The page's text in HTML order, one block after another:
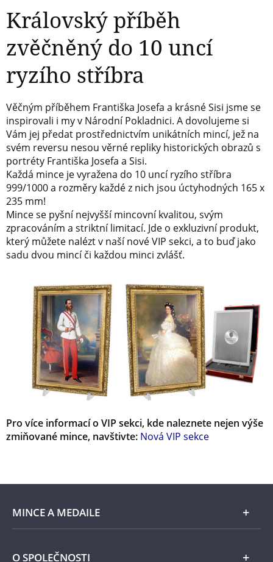
Královský příběh
zvěčněný do 10 uncí
ryzího stříbra
Věčným příběhem Františka Josefa a krásné Sisi jsme se
inspirovali i my v Národní Pokladnici. A dovolujeme si
Vám jej předat prostřednictvím unikátních mincí, jež na
svém reversu nesou věrné repliky historických obrazů s
portréty Františka Josefa a Sisi.
Každá mince je vyražena do 10 uncí ryzího stříbra
999/1000 a rozměry každé z nich jsou úctyhodných 165 x
235 mm!
Mince se pyšní nejvyšší mincovní kvalitou, svým
zpracováním a striktní limitací. Jde o exkluzivní produkt,
který můžete nalézt v naší nové VIP sekci, a to buď jako
sadu dvou mincí či každou minci zvlášť.
Pro více informací o VIP sekci, kde naleznete nejen výše
zmiňované mince, navštivte: Nová VIP sekce
MINCE A MEDAILE
E-shop
O SPOLEČNOSTI